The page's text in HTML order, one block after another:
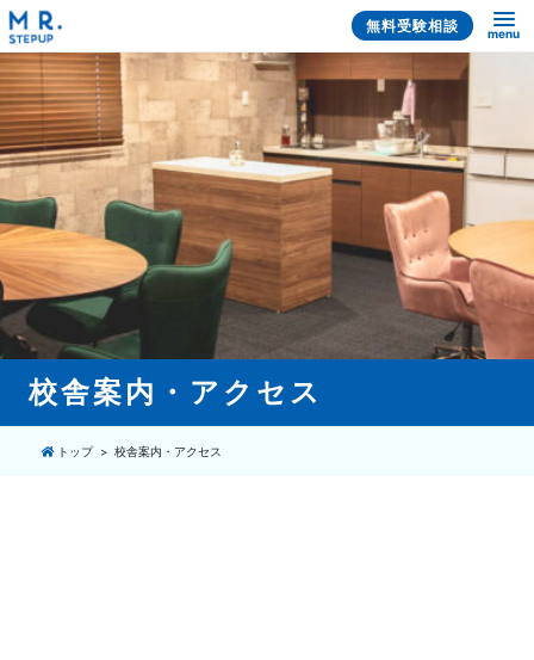
無料受験相談 menu
校舎案内・アクセス
トップ 校舎案内・アクセス